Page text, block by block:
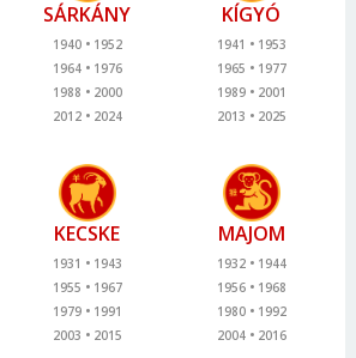
SÁRKÁNY
1940
1952
1964
1976
1988
2000
2012
2024
KÍGYÓ
1941
1953
1965
1977
1989
2001
2013
2025
KECSKE
1931
1943
1955
1967
1979
1991
2003
2015
MAJOM
1932
1944
1956
1968
1980
1992
2004
2016